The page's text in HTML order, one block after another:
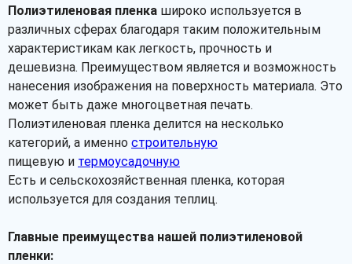
Полиэтиленовая пленка широко используется в
различных сферах благодаря таким положительным
характеристикам как легкость, прочность и
дешевизна. Преимуществом является и возможность
нанесения изображения на поверхность материала. Это
может быть даже многоцветная печать.
Полиэтиленовая пленка делится на несколько
категорий, а именно строительную
пищевую и термоусадочную
Есть и сельскохозяйственная пленка, которая
используется для создания теплиц.
Главные преимущества нашей полиэтиленовой
пленки: